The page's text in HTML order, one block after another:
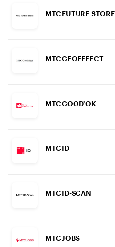
МТС FUTURE STORE
МТС GEOEFFECT
МТС GOOD'OK
МТС ID
МТС ID-SCAN
МТС JOBS